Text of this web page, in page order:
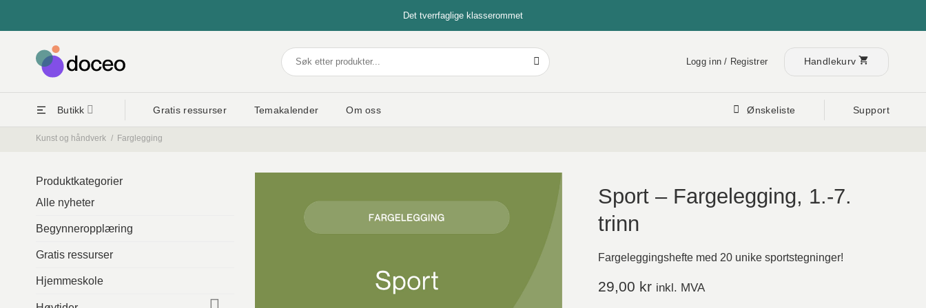
Det tverrfaglige klasserommet
Søk
etter:
Logg inn / Registrer Handlekurv
Butikk Gratis ressurser Temakalender Om oss Ønskeliste Support
Kunst og håndverk / Farglegging
Produktkategorier
Alle nyheter
Begynneropplæring
Gratis ressurser
Hjemmeskole
Sport – Fargelegging, 1.-7.
trinn
Fargeleggingshefte med 20 unike sportstegninger!
29,00 kr inkl. MVA